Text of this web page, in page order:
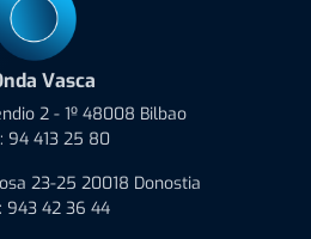
Vasca
2 - 1º 48008 Bilbao
94 413 25 80
23-25 20018 Donostia
943 42 36 44